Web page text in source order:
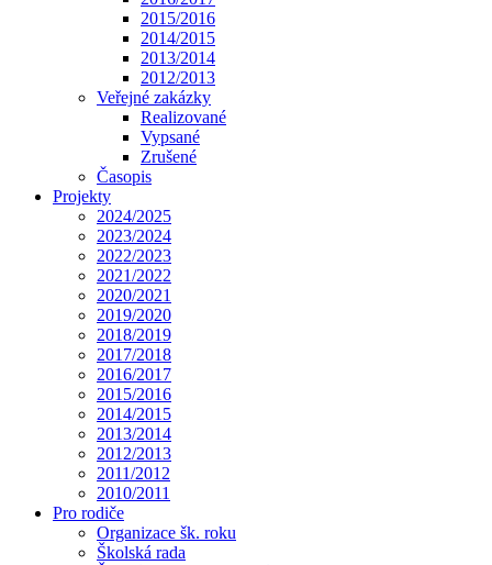
2015/2016
2014/2015
2013/2014
2012/2013
Veřejné zakázky
Realizované
Vypsané
Zrušené
Časopis
Projekty
2024/2025
2023/2024
2022/2023
2021/2022
2020/2021
2019/2020
2018/2019
2017/2018
2016/2017
2015/2016
2014/2015
2013/2014
2012/2013
2011/2012
2010/2011
Pro rodiče
Organizace šk. roku
Školská rada